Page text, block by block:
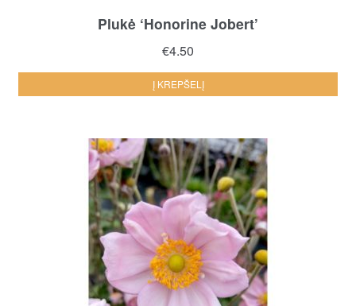
Plukė ‘Honorine Jobert’
€4.50
Į KREPŠELĮ